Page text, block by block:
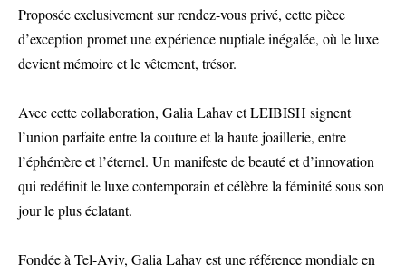
Proposée exclusivement sur rendez-vous privé, cette pièce
d’exception promet une expérience nuptiale inégalée, où le luxe
devient mémoire et le vêtement, trésor.
Avec cette collaboration, Galia Lahav et LEIBISH signent
l’union parfaite entre la couture et la haute joaillerie, entre
l’éphémère et l’éternel. Un manifeste de beauté et d’innovation
qui redéfinit le luxe contemporain et célèbre la féminité sous son
jour le plus éclatant.
Fondée à Tel-Aviv, Galia Lahav est une référence mondiale en